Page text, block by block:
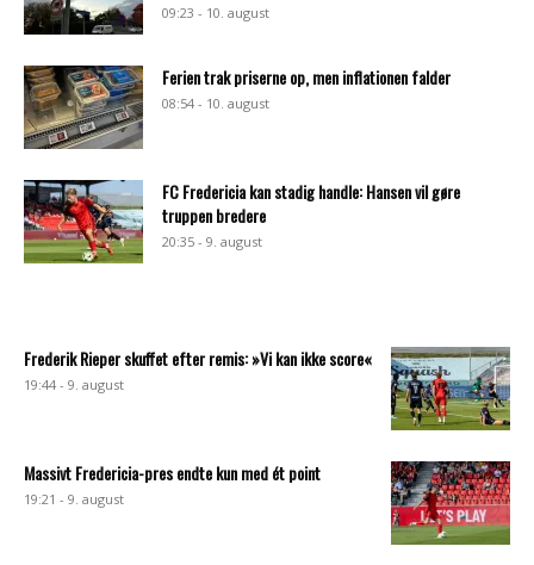
09:23 - 10. august
Ferien trak priserne op, men inflationen falder
08:54 - 10. august
FC Fredericia kan stadig handle: Hansen vil gøre
truppen bredere
20:35 - 9. august
Frederik Rieper skuffet efter remis: »Vi kan ikke score«
19:44 - 9. august
Massivt Fredericia-pres endte kun med ét point
19:21 - 9. august